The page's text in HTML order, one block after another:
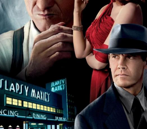
allen Sklaven die Freiheit zu ermöglichen.